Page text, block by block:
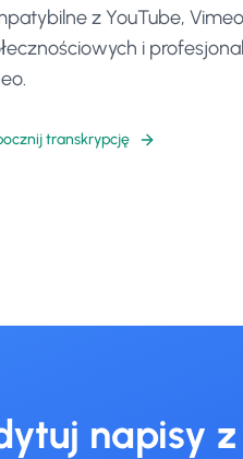
z YouTube,
i
transkrypcję
napisy